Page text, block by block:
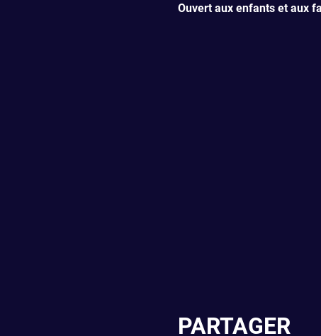
Ouvert aux enfants et aux
PARTAGER